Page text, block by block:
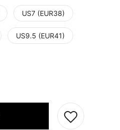
US7 (EUR38)
US9.5 (EUR41)